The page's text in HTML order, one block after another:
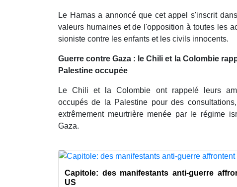
Le Hamas a annoncé que cet appel s'inscrit
valeurs humaines et de l'opposition à toutes les
sioniste contre les enfants et les civils innocents.
Guerre contre Gaza : le Chili et la Colombie
Palestine occupée
Le Chili et la Colombie ont rappelé leurs
occupés de la Palestine pour des
extrêmement meurtrière menée par le régime
Gaza.
Capitole: des manifestants anti-guerre
US